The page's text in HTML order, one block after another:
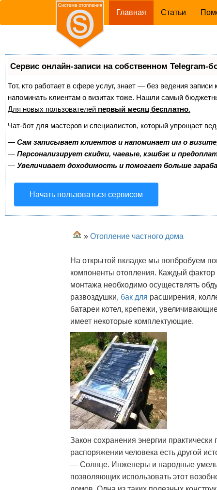
Главная (current)
Статьи
Сервис онлайн-записи на собственном Telegram-
Тот, кто работает в сфере услуг, знает — без ведения
напоминать клиентам о визитах тоже. Нашли самый
Для новых пользователей первый месяц бесплатно.
Чат-бот для мастеров и специалистов, который упрощает
— Сам записывает клиентов и напоминает им о
— Персонализирует скидки, чаевые, кэшбэк и
— Увеличивает доходимость и помогает больше
Начать пользоваться сервисом
» Отопление частного дома
На открытой вкладке мы попбробуем
компоненты отопления. Каждый
монтажа необходимо осуществлять
развоздушки, бак для расширения,
батареи котел, крепежи,
имеет некоторые комплектующие.
Закон сохранения энергии
распоряжении человека есть другой
— Солнце. Инженеры и народные
позволяющих использовать этот